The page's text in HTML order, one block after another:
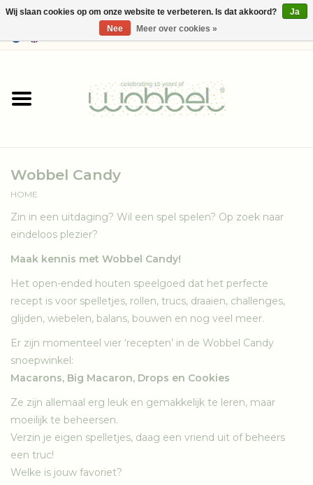
Shop
Wobbel Candy
HOME
Zin in een uitdaging? Wil een spel spelen? Op zoek naar
eindeloos plezier?
Maak kennis met Wobbel Candy!
Het open-ended houten speelgoed dat het perfecte
recept is voor spelletjes, rollen, trucs, draaien, challenges,
glijden, wiebelen, balans, bouwen en nog veel meer.
Er zijn momenteel vier ‘recepten’ in de Wobbel Candy
snoepwinkel:
Macarons, Big Macaron, Drops en Cookies
Ze zijn allemaal erg leuk en gemakkelijk te leren, maar
moeilijk te beheersen.
Verzin je eigen spelletjes, daag een vriend uit of beheers
een truc!
Welke is jouw favoriet?
Wij slaan cookies op om onze website te verbeteren. Is dat akkoord?
Ja
Nee
Meer over cookies »